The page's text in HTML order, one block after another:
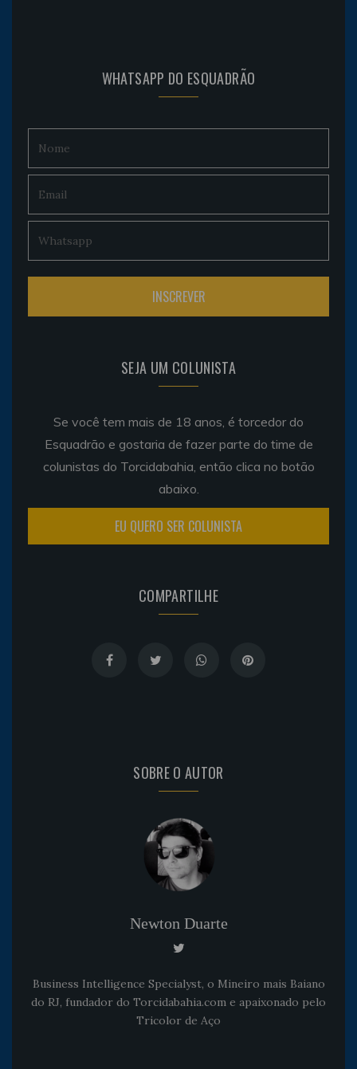
WHATSAPP DO ESQUADRÃO
SEJA UM COLUNISTA
Se você tem mais de 18 anos, é torcedor do
Esquadrão e gostaria de fazer parte do time de
colunistas do Torcidabahia, então clica no botão
abaixo.
EU QUERO SER COLUNISTA
COMPARTILHE
SOBRE O AUTOR
Newton Duarte
Business Intelligence Specialyst, o Mineiro mais Baiano
do RJ, fundador do Torcidabahia.com e apaixonado pelo
Tricolor de Aço